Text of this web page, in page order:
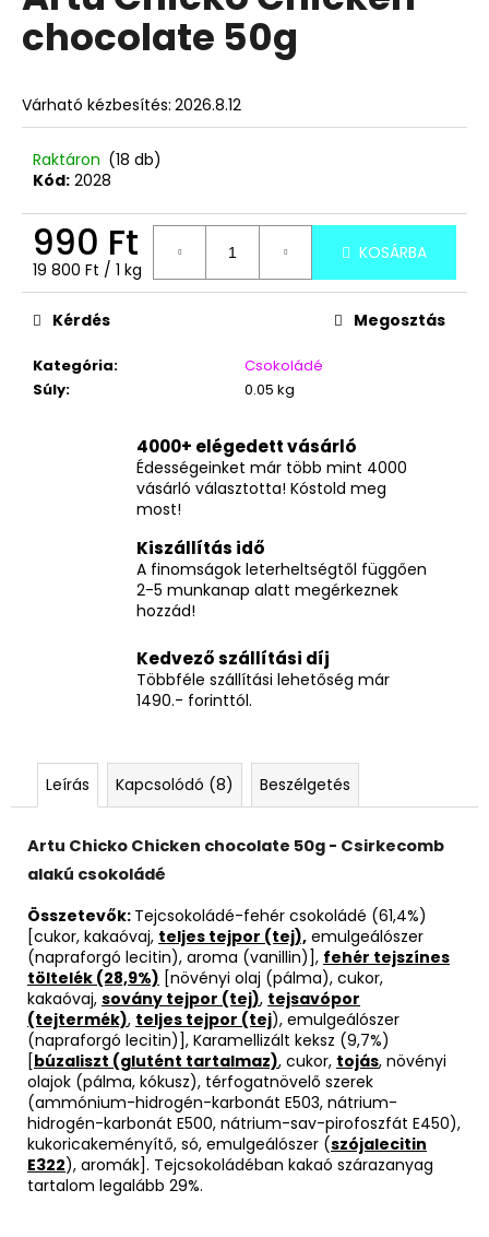
ből
chocolate 50g
Várható kézbesítés: 2026.8.12
Raktáron (18 db)
Kód: 2028
990 Ft
Egységár:
19 800 Ft / 1 kg
KOSÁRBA
Kategória:
Csokoládé
Súly: 0.05 kg
Kérdés Megosztás
4000+ elégedett vásárló
Édességeinket már több mint 4000
vásárló választotta! Kóstold meg
most!
Kiszállítás idő
A finomságok leterheltségtől függően
2-5 munkanap alatt megérkeznek
hozzád!
Kedvező szállítási díj
Többféle szállítási lehetőség már
1490.- forinttól.
Leírás Kapcsolódó (8) Beszélgetés
Artu Chicko Chicken chocolate 50g - Csirkecomb
alakú csokoládé
Összetevők: Tejcsokoládé-fehér csokoládé (61,4%)
[cukor, kakaóvaj, teljes tejpor (tej), emulgeálószer
(napraforgó lecitin), aroma (vanillin)], fehér tejszínes
töltelék (28,9%) [növényi olaj (pálma), cukor,
kakaóvaj, sovány tejpor (tej), tejsavópor
(tejtermék), teljes tejpor (tej), emulgeálószer
(napraforgó lecitin)], Karamellizált keksz (9,7%)
[búzaliszt (glutént tartalmaz), cukor, tojás, növényi
olajok (pálma, kókusz), térfogatnövelő szerek
(ammónium-hidrogén-karbonát E503, nátrium-
hidrogén-karbonát E500, nátrium-sav-pirofoszfát E450),
kukoricakeményítő, só, emulgeálószer (szójalecitin
E322), aromák]. Tejcsokoládéban kakaó szárazanyag
tartalom legalább 29%.
á
n
u
SZERENCSESÜTI
DB
149
Ft